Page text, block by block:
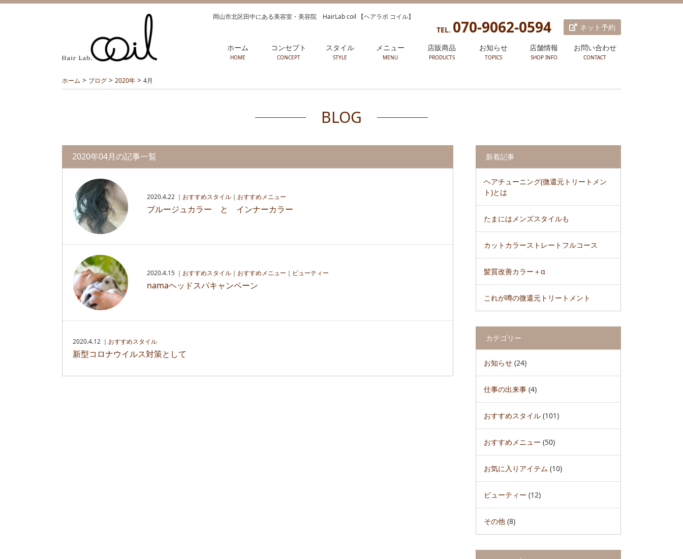
岡山市北区田中にある美容室・美容院 HairLab coil 【ヘアラボ コイル】
TEL. 070-9062-0594 ネット予約
ホーム
HOME
コンセプト
CONCEPT
スタイル
STYLE
メニュー
MENU
店販商品
PRODUCTS
お知らせ
TOPICS
店舗情報
SHOP INFO
お問い合わせ
CONTACT
ホーム > ブログ > 2020年 > 4月
BLOG
2020年04月の記事一覧
2020.4.22 ｜ おすすめスタイル｜ おすすめメニュー
ブルージュカラー と インナーカラー
2020.4.15 ｜ おすすめスタイル｜ おすすめメニュー ｜ ビューティー
namaヘッドスパキャンペーン
2020.4.12 ｜ おすすめスタイル
新型コロナウイルス対策として
新着記事
ヘアチューニング(微還元トリートメン
ト)とは
たまにはメンズスタイルも
カットカラーストレートフルコース
髪質改善カラー＋α
これが噂の微還元トリートメント
カテゴリー
お知らせ (24)
仕事の出来事 (4)
おすすめスタイル (101)
おすすめメニュー (50)
お気に入りアイテム (10)
ビューティー (12)
その他 (8)